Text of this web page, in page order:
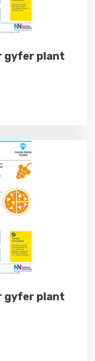
gyfer plant
gyfer plant